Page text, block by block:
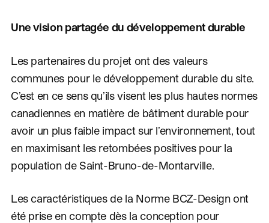
Une vision partagée du développement durable
Les partenaires du projet ont des valeurs
communes pour le développement durable du site.
C’est en ce sens qu’ils visent les plus hautes normes
canadiennes en matière de bâtiment durable pour
avoir un plus faible impact sur l’environnement, tout
en maximisant les retombées positives pour la
population de Saint-Bruno-de-Montarville.
Les caractéristiques de la Norme BCZ-Design ont
été prise en compte dès la conception pour